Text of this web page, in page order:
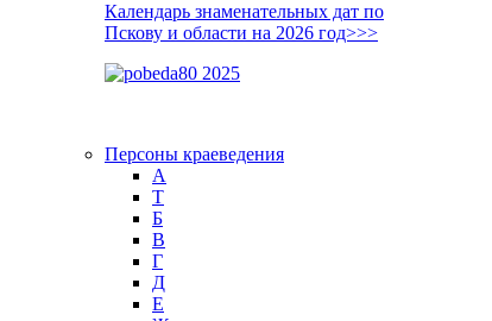
Календарь знаменательных дат по
Пскову и области на 2026 год>>>
Персоны краеведения
А
T
Б
В
Г
Д
Е